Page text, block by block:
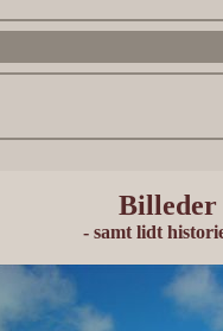
- samt lidt